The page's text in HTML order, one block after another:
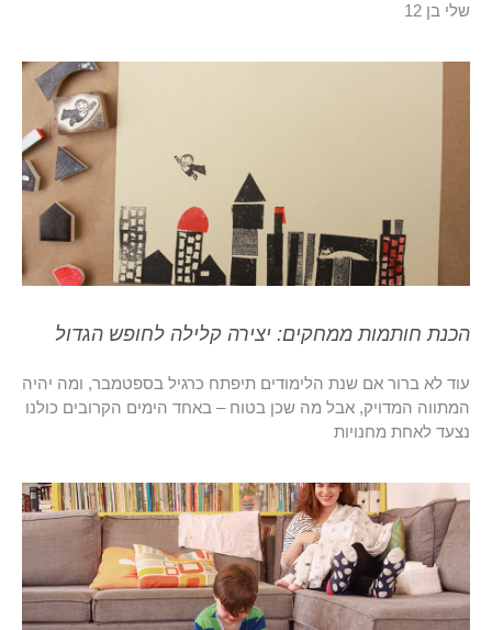
שלי בן 12
הכנת חותמות ממחקים: יצירה קלילה לחופש הגדול
עוד לא ברור אם שנת הלימודים תיפתח כרגיל בספטמבר, ומה יהיה
המתווה המדויק, אבל מה שכן בטוח – באחד הימים הקרובים כולנו
נצעד לאחת מחנויות